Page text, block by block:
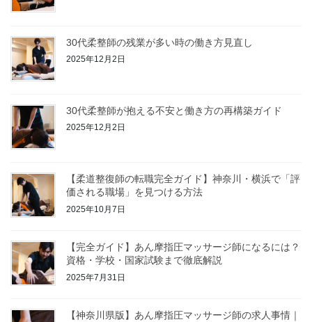
30代柔整師の残業が多い時の働き方見直し
2025年12月2日
30代柔整師が抱える不安と働き方の再構築ガイド
2025年12月2日
【柔道整復師の転職完全ガイド】神奈川・横浜で「評
価される職場」を見つける方法
2025年10月7日
【完全ガイド】あん摩指圧マッサージ師になるには？
資格・学校・国家試験まで徹底解説
2025年7月31日
【神奈川県版】あん摩指圧マッサージ師の求人事情｜